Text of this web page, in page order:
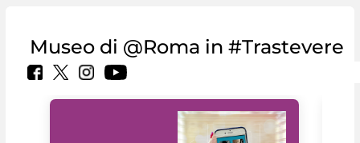
Museo di @Roma in #Trastevere